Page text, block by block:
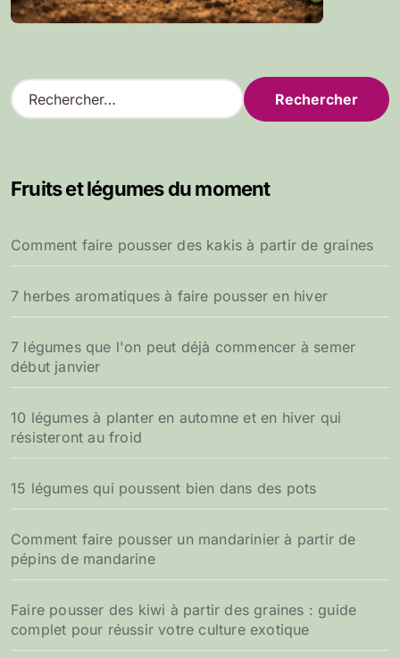
R
e
r
e
r
:
Fruits et légumes du moment
Comment faire pousser des kakis à partir de graines
7 herbes aromatiques à faire pousser en hiver
7 légumes que l'on peut déjà commencer à semer
début janvier
10 légumes à planter en automne et en hiver qui
résisteront au froid
15 légumes qui poussent bien dans des pots
Comment faire pousser un mandarinier à partir de
pépins de mandarine
Faire pousser des kiwi à partir des graines : guide
complet pour réussir votre culture exotique